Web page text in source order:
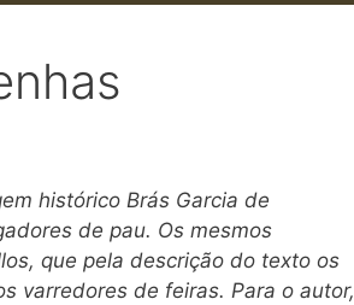
histórico Brás Garcia de
de pau. Os mesmos
que pela descrição do texto os
varredores de feiras. Para o autor,